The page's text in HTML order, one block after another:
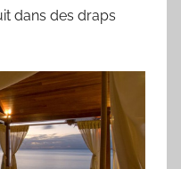
dans des draps